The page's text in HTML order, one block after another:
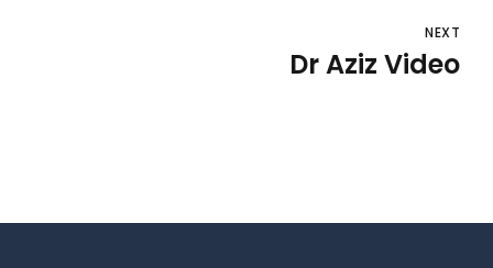
NEXT
Dr Aziz Video